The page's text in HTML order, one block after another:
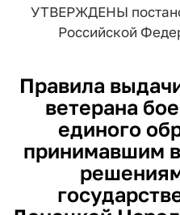
УТВЕРЖДЕНЫ
Российской
Правила
ветерана
единого
принимавшим